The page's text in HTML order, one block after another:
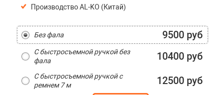
Производство AL-KO (Китай)
Без фала 9500 руб
С быстросъемной ручкой без
фала
10400 руб
С быстросъемной ручкой с
ремнем 7 м
12500 руб